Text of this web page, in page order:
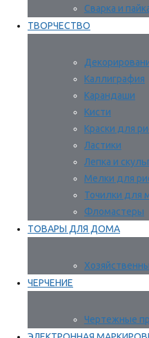
Сварка и
ТВОРЧЕСТВО
Каллиграфия
Карандаши
Кисти
Краски для
Ластики
Лепка и
Мелки для
Точилки для
Фломастеры
ТОВАРЫ ДЛЯ ДОМА
ЧЕРЧЕНИЕ
Чертежные